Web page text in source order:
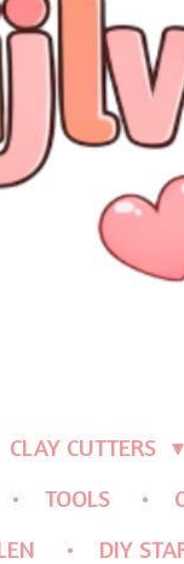
CLAY CUTTERS
TOOLS
DIY